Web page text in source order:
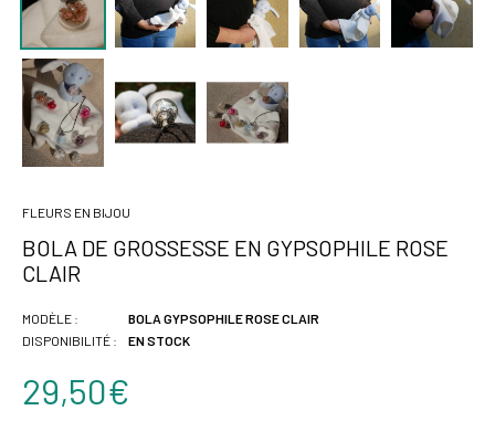
FLEURS EN BIJOU
BOLA DE GROSSESSE EN GYPSOPHILE ROSE
CLAIR
MODÈLE :
DISPONIBILITÉ :
BOLA GYPSOPHILE ROSE CLAIR
EN STOCK
29,50€